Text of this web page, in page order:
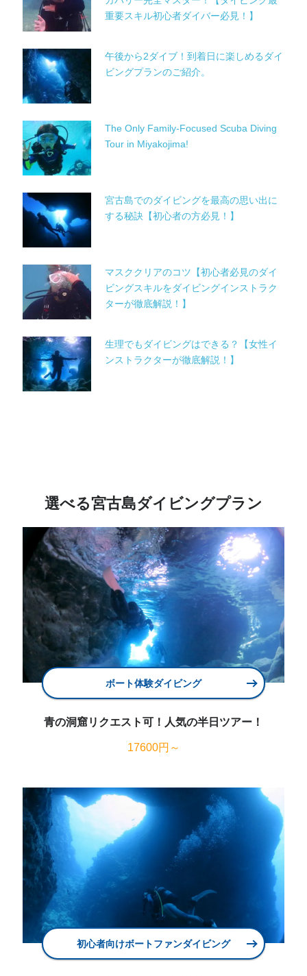
重要スキル初心者ダイバー必見！】
午後から2ダイブ！到着日に楽しめるダイ
ビングプランのご紹介。
The Only Family-Focused Scuba Diving
Tour in Miyakojima!
宮古島でのダイビングを最高の思い出に
する秘訣【初心者の方必見！】
マスククリアのコツ【初心者必見のダイ
ビングスキルをダイビングインストラク
ターが徹底解説！】
生理でもダイビングはできる？【女性イ
ンストラクターが徹底解説！】
選べる宮古島ダイビングプラン
ボート体験ダイビング
青の洞窟リクエスト可！人気の半日ツアー！
17600円～
初心者向けボートファンダイビング